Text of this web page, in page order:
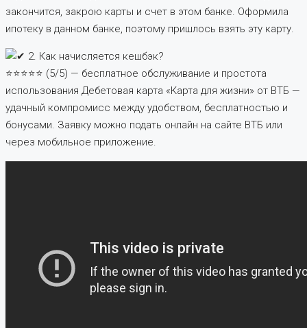
закончится, закрою карты и счет в этом банке. Оформила
ипотеку в данном банке, поэтому пришлось взять эту карту.
⭐⭐⭐⭐⭐ (5/5) — бесплатное обслуживание и простота
использования Дебетовая карта «Карта для жизни» от ВТБ —
удачный компромисс между удобством, бесплатностью и
бонусами. Заявку можно подать онлайн на сайте ВТБ или
через мобильное приложение.